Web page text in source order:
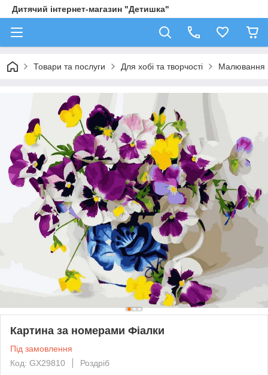
Дитячий інтернет-магазин "Детишка"
Товари та послуги Для хобі та творчості Малювання
Картина за номерами Фіалки
Під замовлення
Код: GX29810
Роздріб